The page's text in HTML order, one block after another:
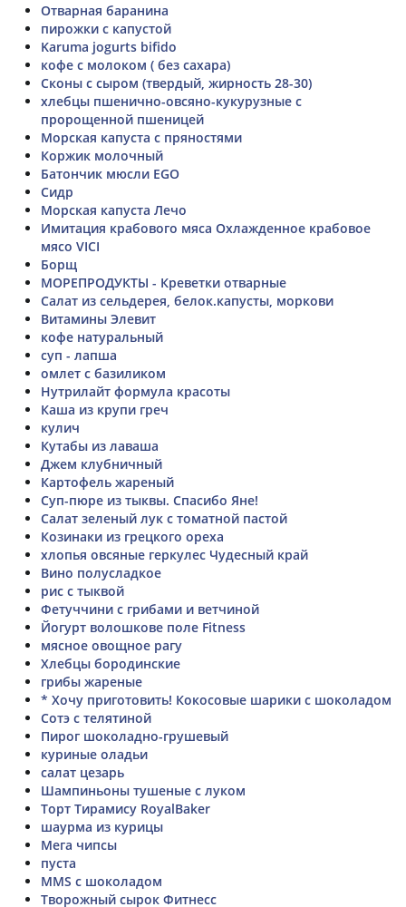
Отварная баранина
пирожки с капустой
Karuma jogurts bifido
кофе с молоком ( без сахара)
Сконы с сыром (твердый, жирность 28-30)
хлебцы пшенично-овсяно-кукурузные с
пророщенной пшеницей
Морская капуста с пряностями
Коржик молочный
Батончик мюсли EGO
Сидр
Морская капуста Лечо
Имитация крабового мяса Охлажденное крабовое
мясо VICI
Борщ
МОРЕПРОДУКТЫ - Креветки отварные
Салат из сельдерея, белок.капусты, моркови
Витамины Элевит
кофе натуральный
суп - лапша
омлет с базиликом
Нутрилайт формула красоты
Каша из крупи греч
кулич
Кутабы из лаваша
Джем клубничный
Картофель жареный
Суп-пюре из тыквы. Спасибо Яне!
Салат зеленый лук с томатной пастой
Козинаки из грецкого ореха
хлопья овсяные геркулес Чудесный край
Вино полусладкое
рис с тыквой
Фетуччини с грибами и ветчиной
Йогурт волошкове поле Fitness
мясное овощное рагу
Хлебцы бородинские
грибы жареные
* Хочу приготовить! Кокосовые шарики с шоколадом
Сотэ с телятиной
Пирог шоколадно-грушевый
куриные оладьи
салат цезарь
Шампиньоны тушеные с луком
Торт Тирамису RoyalBaker
шаурма из курицы
Мега чипсы
пуста
MMS с шоколадом
Творожный сырок Фитнесс